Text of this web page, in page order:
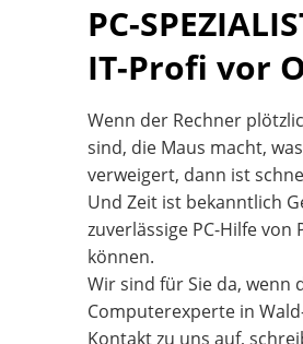
PC-
IT-Profi vor
Wenn der Rechner
sind, die Maus macht,
verweigert, dann ist
Und Zeit ist bekanntlich
zuverlässige PC-Hilfe von
können.
Wir sind für Sie da, wenn
Computerexperte in
Kontakt zu uns auf,